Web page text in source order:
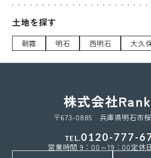
土地を探す
朝霧 明石 西明石 大久
株式会社
〒673-0885 兵庫県明石市
TEL.0120-777-
営業時間 9：00～19：00定休